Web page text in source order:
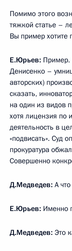
Помимо этого
тяжкой статье –
Вы пример хотите
Е.Юрьев: Пример.
Денисенко –
авторских)
сказать,
на один из видов
хотя лицензия по
деятельность в
«подвисать». Суд
прокуратура
Совершенно
Д.Медведев: А
Е.Юрьев: Именно
Д.Медведев: Это